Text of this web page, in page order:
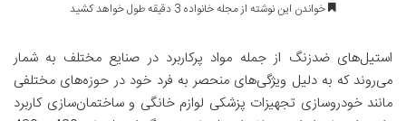
خواندن این نوشته از مجله خانواده 3 دقیقه طول خواهد کشید
استیل‌های ضدزنگ از جمله مواد پرکاربرد در صنایع مختلف به شمار
می‌روند که به دلیل ویژگی‌های منحصر به فرد خود در حوزه‌های مختلفی
مانند خودروسازی تجهیزات پزشکی لوازم خانگی و ساختمان‌سازی کاربرد